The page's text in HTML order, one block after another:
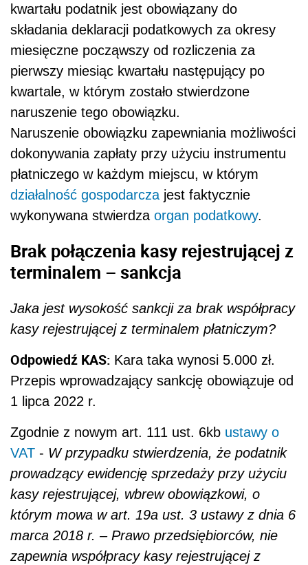
kwartału podatnik jest obowiązany do
składania deklaracji podatkowych za okresy
miesięczne począwszy od rozliczenia za
pierwszy miesiąc kwartału następujący po
kwartale, w którym zostało stwierdzone
naruszenie tego obowiązku.
Naruszenie obowiązku zapewniania możliwości
dokonywania zapłaty przy użyciu instrumentu
płatniczego w każdym miejscu, w którym
działalność gospodarcza jest faktycznie
wykonywana stwierdza organ podatkowy.
Brak połączenia kasy rejestrującej z
terminalem – sankcja
Jaka jest wysokość sankcji za brak współpracy
kasy rejestrującej z terminalem płatniczym?
Odpowiedź KAS: Kara taka wynosi 5.000 zł.
Przepis wprowadzający sankcję obowiązuje od
1 lipca 2022 r.
Zgodnie z nowym art. 111 ust. 6kb ustawy o
VAT - W przypadku stwierdzenia, że podatnik
prowadzący ewidencję sprzedaży przy użyciu
kasy rejestrującej, wbrew obowiązkowi, o
którym mowa w art. 19a ust. 3 ustawy z dnia 6
marca 2018 r. – Prawo przedsiębiorców, nie
zapewnia współpracy kasy rejestrującej z